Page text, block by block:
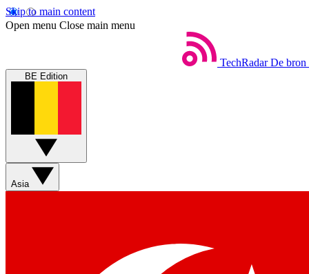
Skip to main content
Open menu Close main menu
TechRadar De bron
BE Edition
Asia